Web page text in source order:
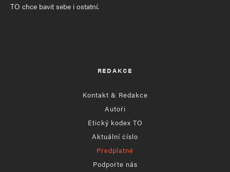
TO chce bavit sebe i ostatní.
REDAKCE
Kontakt & Redakce
Autoři
Etický kodex TO
Aktuální číslo
Předplatné
Podpořte nás